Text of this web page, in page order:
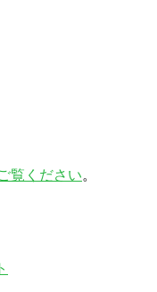
覧ください。